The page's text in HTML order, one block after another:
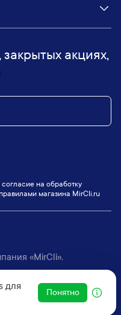
акциях,
на обработку
магазина MirCli.ru
«MirCli».
для
Понятно